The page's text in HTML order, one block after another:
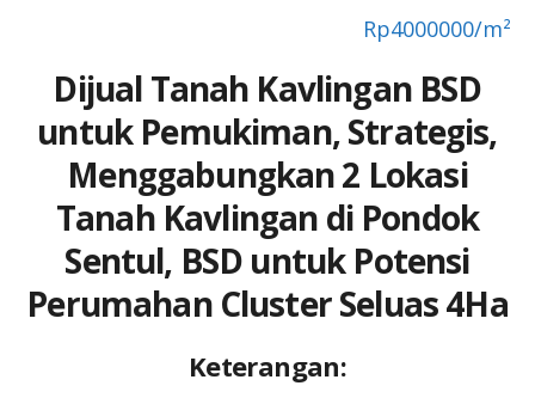
Rp4000000/m²
Dijual Tanah Kavlingan BSD
untuk Pemukiman, Strategis,
Menggabungkan 2 Lokasi
Tanah Kavlingan di Pondok
Sentul, BSD untuk Potensi
Perumahan Cluster Seluas 4Ha
Keterangan: